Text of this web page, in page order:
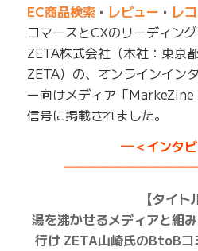
EC商品検索・ レビュー ・ レ
コマースとCXのリーディン
ZETA株式会社（本社：東京
ZETA）の、オンラインイン
ー向けメディア「
信号に掲載されました。
━＜インタビ
【タイト
湯を沸かせるメディアと組
行け ZETA山崎氏のBtoBコ